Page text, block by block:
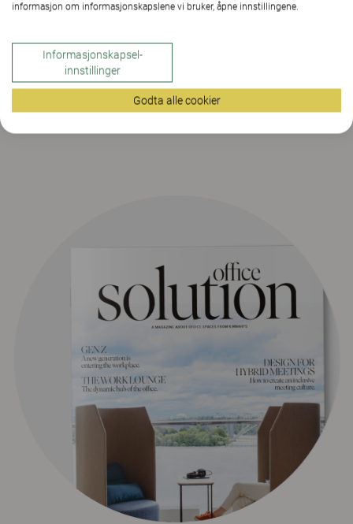
Forrige nummer
informasjon om informasjonskapslene vi bruker, åpne innstillingene.
Informasjonskapsel-
innstillinger
Godta alle cookier